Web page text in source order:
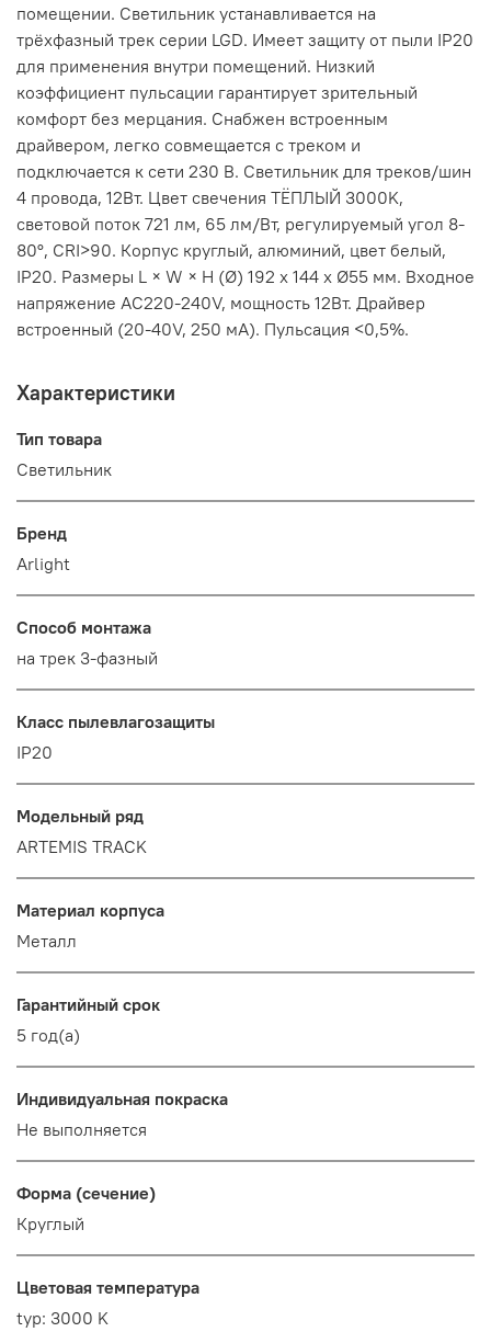
помещении. Светильник устанавливается на
трёхфазный трек серии LGD. Имеет защиту от пыли IP20
для применения внутри помещений. Низкий
коэффициент пульсации гарантирует зрительный
комфорт без мерцания. Снабжен встроенным
драйвером, легко совмещается с треком и
подключается к сети 230 В. Светильник для треков/шин
4 провода, 12Вт. Цвет свечения ТЁПЛЫЙ 3000K,
световой поток 721 лм, 65 лм/Вт, регулируемый угол 8-
80°, CRI>90. Корпус круглый, алюминий, цвет белый,
IP20. Размеры L × W × H (Ø) 192 х 144 х Ø55 мм. Входное
напряжение AC220-240V, мощность 12Вт. Драйвер
встроенный (20-40V, 250 мА). Пульсация <0,5%.
Характеристики
Тип товара
Светильник
Бренд
Arlight
Способ монтажа
на трек 3-фазный
Класс пылевлагозащиты
IP20
Модельный ряд
ARTEMIS TRACK
Материал корпуса
Металл
Гарантийный срок
5 год(а)
Индивидуальная покраска
Не выполняется
Форма (сечение)
Круглый
Цветовая температура
typ: 3000 K